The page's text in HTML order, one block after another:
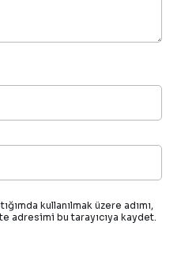
kullanılmak üzere adımı,
adresimi bu tarayıcıya kaydet.